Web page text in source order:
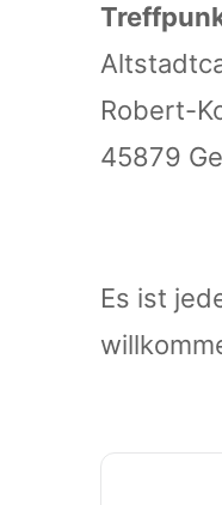
Robert-
45879
Es ist